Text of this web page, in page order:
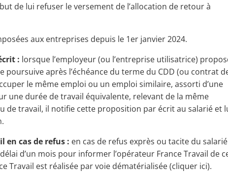
de lui refuser le versement de l’allocation de retour à
aux entreprises depuis le 1er janvier 2024.
: lorsque l’employeur (ou l’entreprise utilisatrice)
après l’échéance du terme du CDD (ou contrat
le même emploi ou un emploi similaire, assorti d’une
une durée de travail équivalente, relevant de la même
de travail, il notifie cette proposition par écrit au salarié et
en cas de refus : en cas de refus exprès ou tacite du salarié
d’un mois pour informer l’opérateur France Travail de
Travail est réalisée par voie dématérialisée (cliquer ici).